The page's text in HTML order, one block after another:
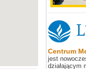
Centrum
jest
działającym